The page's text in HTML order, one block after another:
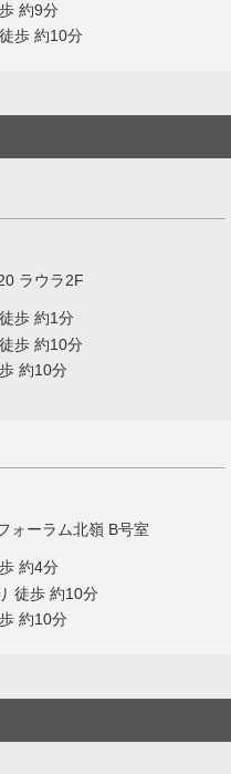
約9分
歩 約10分
ラウラ2F
歩 約1分
歩 約10分
約10分
ォーラム北嶺 B号室
約4分
徒歩 約10分
約10分